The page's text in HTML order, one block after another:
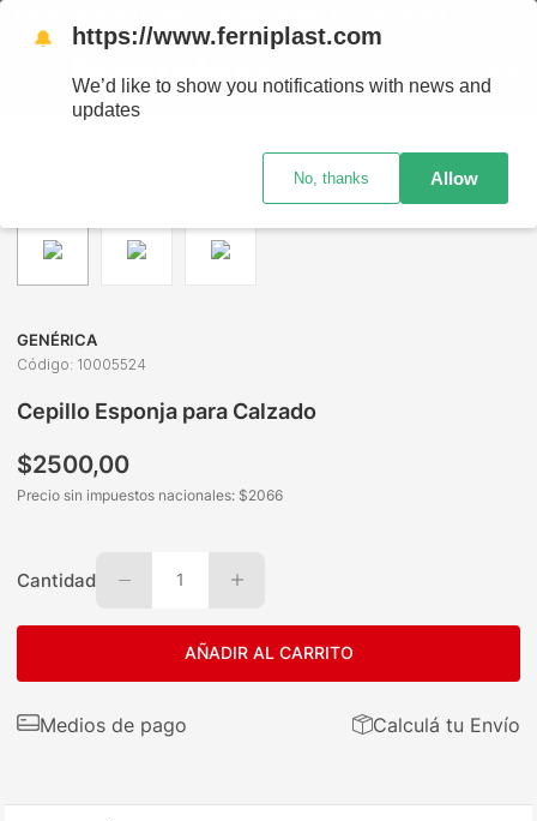
GENÉRICA
Código: 10005524
Cepillo Esponja para Calzado
$2500,00
Precio sin impuestos nacionales: $2066
Cantidad 1
AÑADIR AL CARRITO
Medios de pago Calculá tu Envío
🔔 https://www.ferniplast.com
We’d like to show you notifications with news and
updates
No, thanks Allow